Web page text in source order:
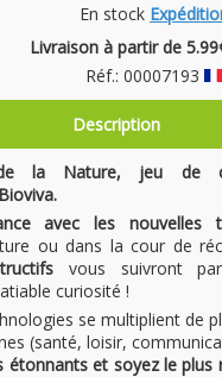
En stock
Livraison à partir de
Réf.: 00007193
Description
la Nature, jeu de
avec les nouvelles
ou dans la cour de
vous suivront
curiosité !
se multiplient de
(santé, loisir,
étonnants et soyez le plus